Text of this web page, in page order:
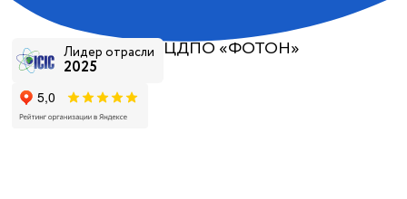
Лидер отрасли
2025
ЦДПО «ФОТОН»